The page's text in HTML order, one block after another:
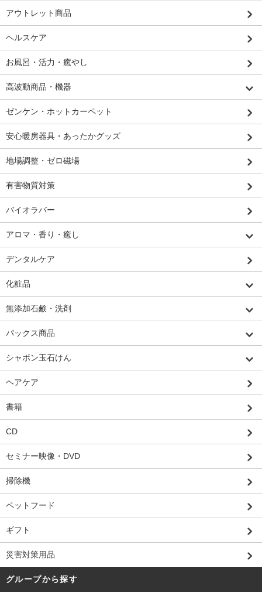
アウトレット商品
ヘルスケア
お風呂・活力・癒やし
高波動商品・機器
ゼンケン・ホットカーペット
安心暖房器具・あったかグッズ
地場調整・ゼロ磁場
有害物質対策
バイオラバー
アロマ・香り・癒し
デンタルケア
化粧品
無添加石鹸・洗剤
パックス商品
シャボン玉石けん
ヘアケア
書籍
CD
セミナー映像・DVD
掃除機
ペットフード
ギフト
災害対策用品
グループから探す